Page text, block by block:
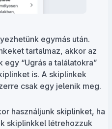
egymás után.
tartalmaz, akkor az
“Ugrás a találatokra”
is. A skiplinkek
csak egy jelenik meg.
használjunk skiplinket, ha
skiplinkkel létrehozzuk